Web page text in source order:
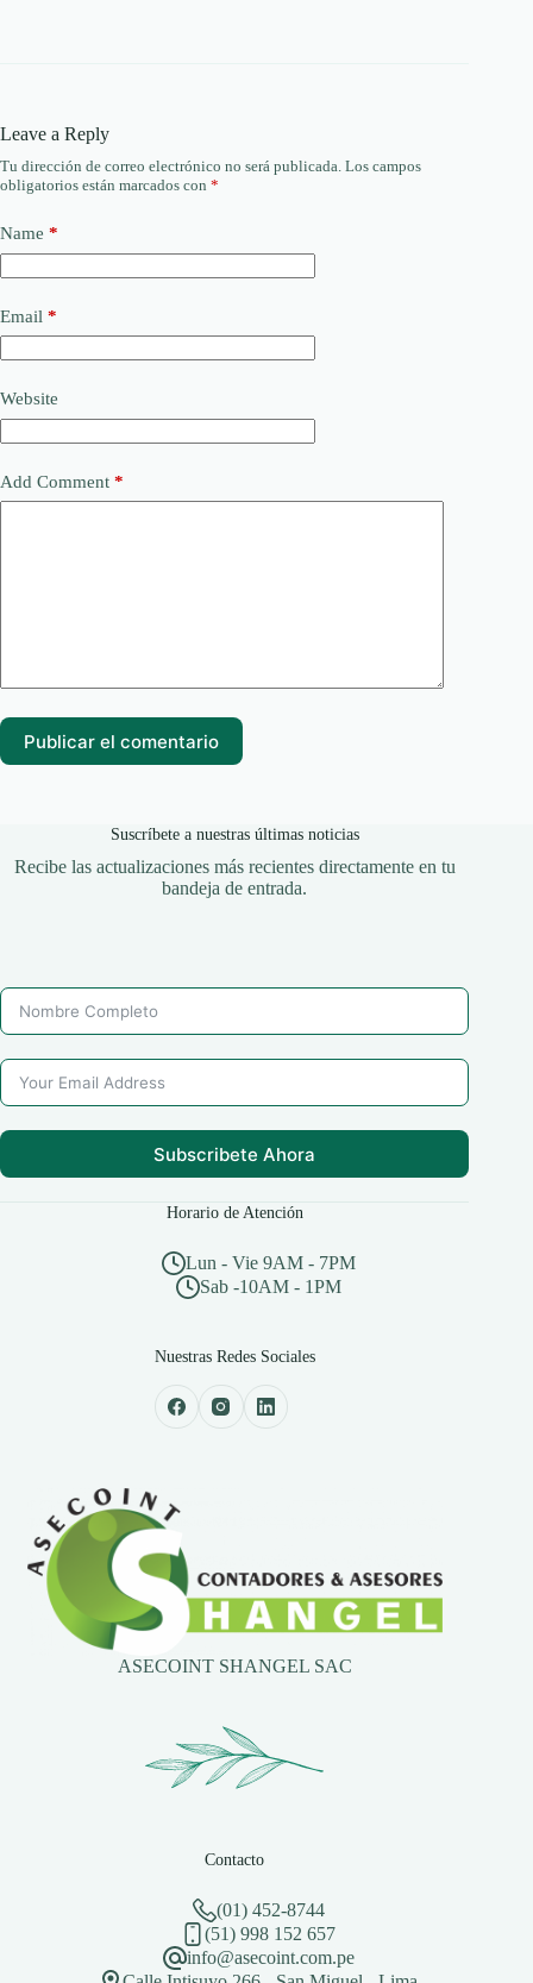
Leave a Reply
Tu dirección de correo electrónico no será publicada. Los campos
obligatorios están marcados con *
Name *
Email *
Website
Add Comment *
Publicar el comentario
Suscríbete a nuestras últimas noticias
Recibe las actualizaciones más recientes directamente en tu
bandeja de entrada.
Subscribete Ahora
Horario de Atención
Lun - Vie 9AM - 7PM
Sab -10AM - 1PM
Nuestras Redes Sociales
ASECOINT SHANGEL SAC
Contacto
(01) 452-8744
(51) 998 152 657
info@asecoint.com.pe